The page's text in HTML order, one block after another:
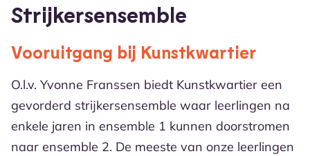
Strijkersensemble
Vooruitgang bij Kunstkwartier
O.l.v. Yvonne Franssen biedt Kunstkwartier een
gevorderd strijkersensemble waar leerlingen na
enkele jaren in ensemble 1 kunnen doorstromen
naar ensemble 2. De meeste van onze leerlingen